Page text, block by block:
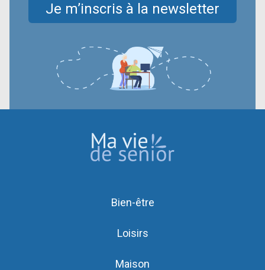
Je m’inscris à la newsletter
Bien-être
Loisirs
Maison